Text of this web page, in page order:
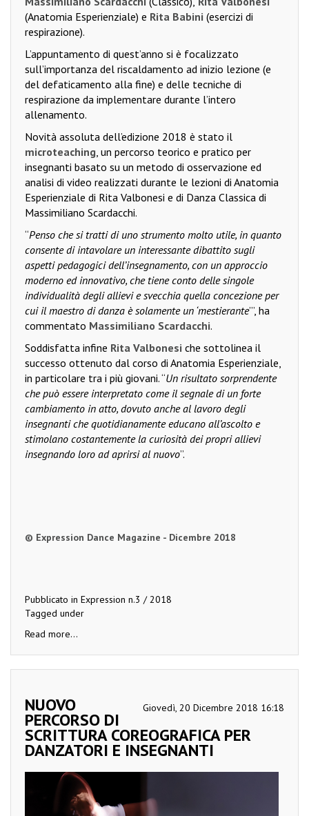
(Anatomia Esperienziale) e Rita Babini (esercizi di
respirazione).
L’appuntamento di quest’anno si è focalizzato
sull’importanza del riscaldamento ad inizio lezione (e
del defaticamento alla fine) e delle tecniche di
respirazione da implementare durante l’intero
allenamento.
Novità assoluta dell’edizione 2018 è stato il
microteaching , un percorso teorico e pratico per
insegnanti basato su un metodo di osservazione ed
analisi di video realizzati durante le lezioni di Anatomia
Esperienziale di Rita Valbonesi e di Danza Classica di
Massimiliano Scardacchi.
“Penso che si tratti di uno strumento molto utile, in quanto
consente di intavolare un interessante dibattito sugli
aspetti pedagogici dell’insegnamento, con un approccio
moderno ed innovativo, che tiene conto delle singole
individualità degli allievi e svecchia quella concezione per
cui il maestro di danza è solamente un ‘mestierante’”, ha
commentato Massimiliano Scardacchi.
Soddisfatta infine Rita Valbonesi che sottolinea il
successo ottenuto dal corso di Anatomia Esperienziale,
in particolare tra i più giovani. “Un risultato sorprendente
che può essere interpretato come il segnale di un forte
cambiamento in atto, dovuto anche al lavoro degli
insegnanti che quotidianamente educano all’ascolto e
stimolano costantemente la curiosità dei propri allievi
insegnando loro ad aprirsi al nuovo”.
© Expression Dance Magazine - Dicembre 2018
Pubblicato in Expression n.3 / 2018
Tagged under
Read more...
Giovedì, 20 Dicembre 2018 16:18
NUOVO
PERCORSO DI
SCRITTURA COREOGRAFICA PER
DANZATORI E INSEGNANTI